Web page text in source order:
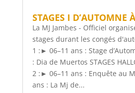
STAGES I D’AUTOMNE
La MJ Jambes - Officiel
stages durant les congés
1 :► 06–11 ans : Stage
: Dia de Muertos STAGES
2 :► 06–11 ans : Enquête au
ans : La Mj de...